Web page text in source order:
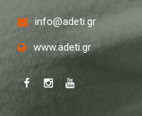
info@adeti.gr
www.adeti.gr